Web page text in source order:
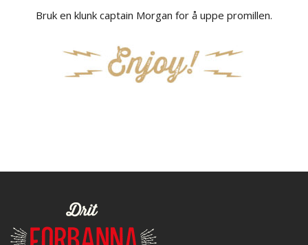
Bruk en klunk captain Morgan for å uppe promillen.